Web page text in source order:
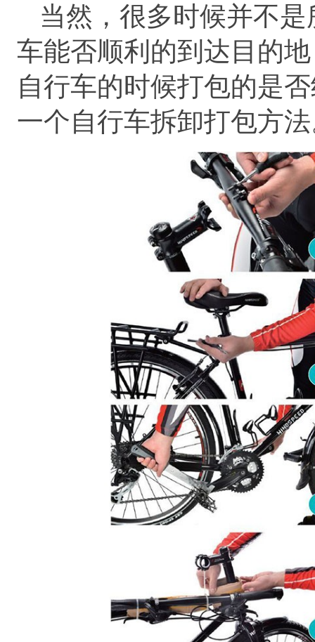
当然，很多时候并不
车能否顺利的到达目的
自行车的时候打包的是
一个自行车拆卸打包方